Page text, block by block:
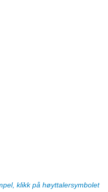
klikk på høyttalersymbolet